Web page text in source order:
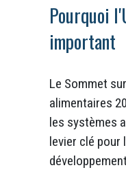
Pourquoi
important
Le Sommet
alimentaires
les systèmes
levier clé pour